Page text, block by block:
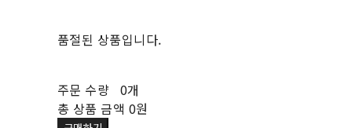
품절된 상품입니다.
주문 수량 0개
총 상품 금액 0원